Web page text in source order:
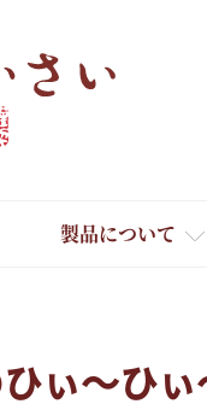
製品について
ぃ～ひぃ